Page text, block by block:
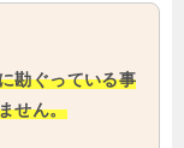
勘ぐっている事
せん。